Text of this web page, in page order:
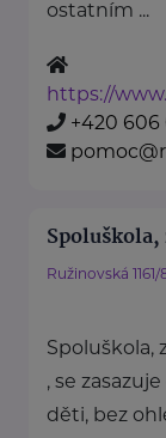
ostatním ...
https://
+420 606
Spoluškola,
Ružinovská 1161/
Spoluškola,
, se
děti, bez